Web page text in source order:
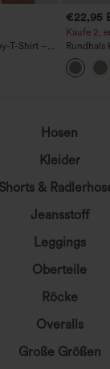
T-Shirt –
€22,95
Kaufe 2,
Rundhals
Hosen
Kleider
Shorts &
Jeansstoff
Leggings
Oberteile
Röcke
Overalls
Große Größen